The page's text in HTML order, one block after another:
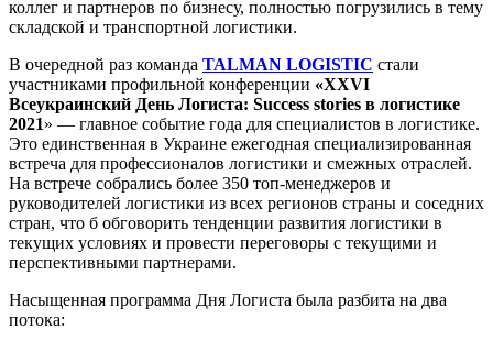
коллег и партнеров по бизнесу, полностью погрузились в тему
складской и транспортной логистики.
В очередной раз команда TALMAN LOGISTIC стали
участниками профильной конференции «ХХVI
Всеукраинский День Логиста: Success stories в логистике
2021» — главное событие года для специалистов в логистике.
Это единственная в Украине ежегодная специализированная
встреча для профессионалов логистики и смежных отраслей.
На встрече собрались более 350 топ-менеджеров и
руководителей логистики из всех регионов страны и соседних
стран, что б обговорить тенденции развития логистики в
текущих условиях и провести переговоры с текущими и
перспективными партнерами.
Насыщенная программа Дня Логиста была разбита на два
потока: